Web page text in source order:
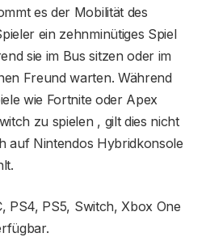
es der Mobilität des
ein zehnminütiges Spiel
sie im Bus sitzen oder im
Freund warten. Während
wie Fortnite oder Apex
zu spielen , gilt dies nicht
auf Nintendos Hybridkonsole
PS4, PS5, Switch, Xbox One